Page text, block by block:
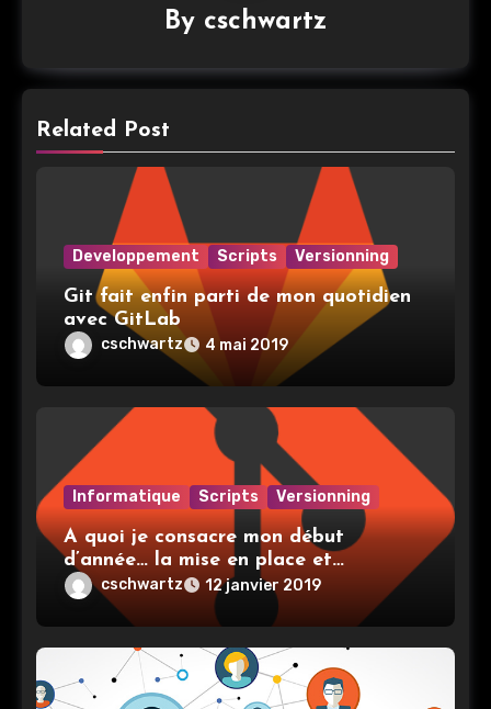
By cschwartz
Related Post
Developpement Scripts Versionning
Git fait enfin parti de mon quotidien
avec GitLab
cschwartz 4 mai 2019
Informatique Scripts Versionning
A quoi je consacre mon début
d’année… la mise en place et
l’utilisation de git
cschwartz 12 janvier 2019